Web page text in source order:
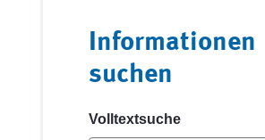
Informationen
suchen
Volltextsuche